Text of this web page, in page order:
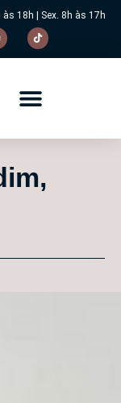
às 18h | Sex. 8h às 17h